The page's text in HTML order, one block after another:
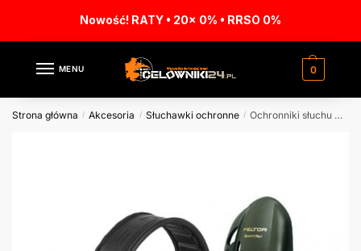
Nowość! RATY • 20x 0% • RRSO 0%
MENU 0
Strona główna / Akcesoria / Słuchawki ochronne / Ochronniki słuchu Peltor SportTac aktywne, zielono-różowe